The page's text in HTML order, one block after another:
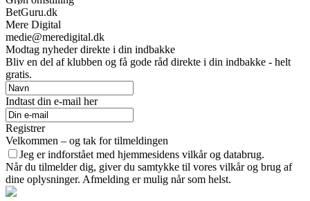
BetGuru.dk
Mere Digital
medie@meredigital.dk
Modtag nyheder direkte i din indbakke
Bliv en del af klubben og få gode råd direkte i din indbakke - helt
gratis.
Indtast din e-mail her
Registrer
Velkommen – og tak for tilmeldingen
Jeg er indforstået med hjemmesidens vilkår og databrug.
Når du tilmelder dig, giver du samtykke til vores vilkår og brug af
dine oplysninger. Afmelding er mulig når som helst.